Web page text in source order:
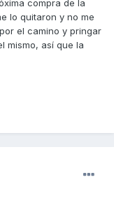
compra de la
lo quitaron y no me
el camino y pringar
mismo, así que la